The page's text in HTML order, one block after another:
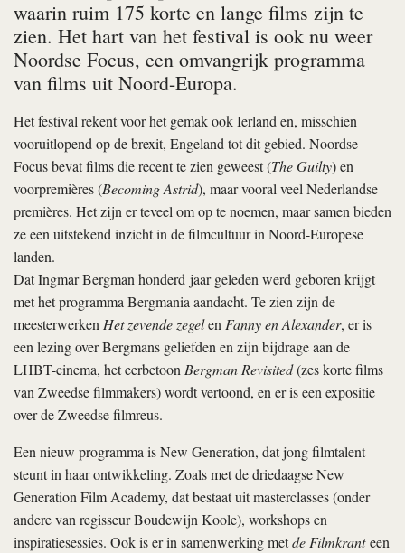
waarin ruim 175 korte en lange films zijn te
zien. Het hart van het festival is ook nu weer
Noordse Focus, een omvangrijk programma
van films uit Noord-Europa.
Het festival rekent voor het gemak ook Ierland en, misschien
vooruitlopend op de brexit, Engeland tot dit gebied. Noordse
Focus bevat films die recent te zien geweest (The Guilty) en
voorpremières (Becoming Astrid), maar vooral veel Nederlandse
premières. Het zijn er teveel om op te noemen, maar samen bieden
ze een uitstekend inzicht in de filmcultuur in Noord-Europese
landen.
Dat Ingmar Bergman honderd jaar geleden werd geboren krijgt
met het programma Bergmania aandacht. Te zien zijn de
meesterwerkenHet zevende zegelenFanny en Alexander, er is
een lezing over Bergmans geliefden en zijn bijdrage aan de
LHBT-cinema, het eerbetoonBergman Revisited(zes korte films
van Zweedse filmmakers) wordt vertoond, en er is een expositie
over de Zweedse filmreus.
Een nieuw programma is New Generation, dat jong filmtalent
steunt in haar ontwikkeling. Zoals met de driedaagse New
Generation Film Academy, dat bestaat uit masterclasses (onder
andere van regisseur Boudewijn Koole), workshops en
inspiratiesessies. Ook is er in samenwerking metde Filmkranteen